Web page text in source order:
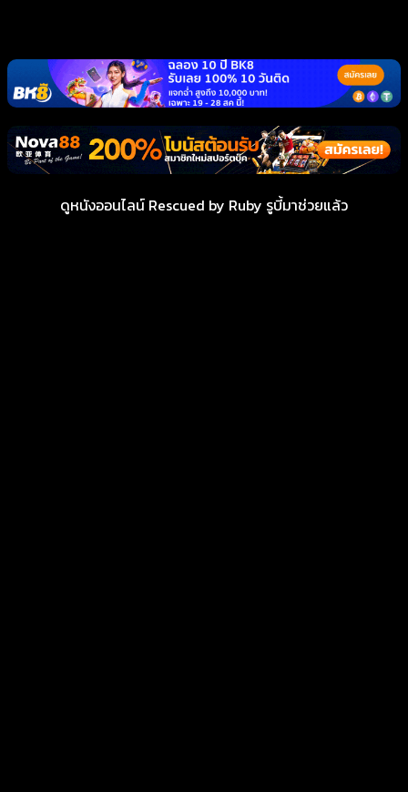
ดูหนังออนไลน์ Rescued by Ruby รูบี้มาช่วยแล้ว